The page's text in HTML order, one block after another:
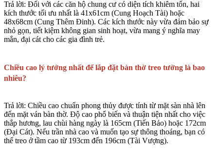
Trả lời: Đối với các căn hộ chung cư có diện tích khiêm tốn, hai
kích thước tối ưu nhất là 41x61cm (Cung Hoạch Tài) hoặc
48x68cm (Cung Thêm Đinh). Các kích thước này vừa đảm bảo sự
nhỏ gọn, tiết kiệm không gian sinh hoạt, vừa mang ý nghĩa may
mắn, đại cát cho các gia đình trẻ.
Chiều cao lý tưởng nhất để lắp đặt bàn thờ treo tường là bao
nhiêu?
Trả lời: Chiều cao chuẩn phong thủy được tính từ mặt sàn nhà lên
đến mặt ván bàn thờ. Độ cao phổ biến và thuận tiện nhất cho việc
thắp hương, lau chùi hàng ngày là 165cm (Tiến Bảo) hoặc 172cm
(Đại Cát). Nếu trần nhà cao và muốn tạo sự thông thoáng, bạn có
thể treo ở tầm cao từ 193cm đến 196cm (Tài Vượng).